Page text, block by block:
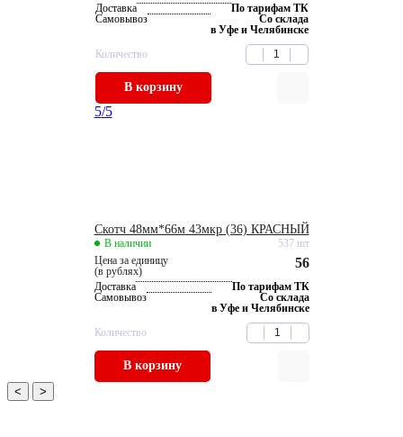
Доставка
По тарифам ТК
Самовывоз
Со склада
в Уфе и Челябинске
Количество
В корзину
5/5
Скотч 48мм*66м 43мкр (36) КРАСНЫЙ
В наличии
537 шт
Цена за единицу
(в рублях)
56
Доставка
По тарифам ТК
Самовывоз
Со склада
в Уфе и Челябинске
Количество
В корзину
<
>